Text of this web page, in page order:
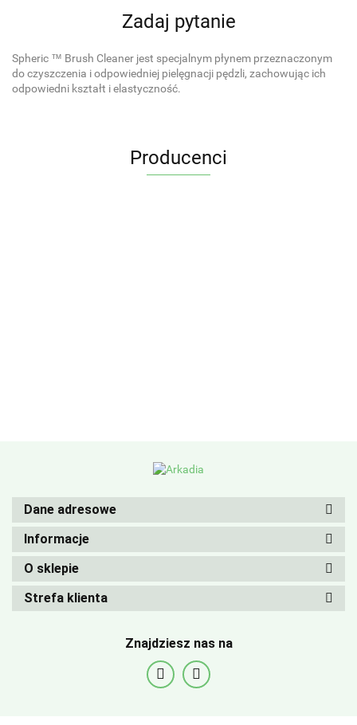
Zadaj pytanie
Spheric ™ Brush Cleaner jest specjalnym płynem przeznaczonym
do czyszczenia i odpowiedniej pielęgnacji pędzli, zachowując ich
odpowiedni kształt i elastyczność.
Producenci
Dane adresowe
Informacje
O sklepie
Strefa klienta
Znajdziesz nas na